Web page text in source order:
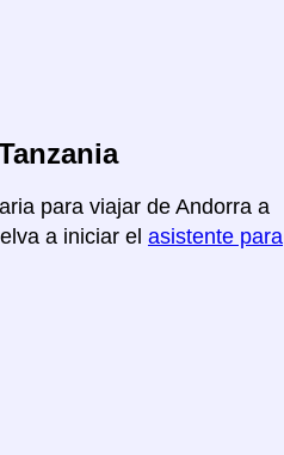
para viajar de Andorra a
a iniciar el asistente para